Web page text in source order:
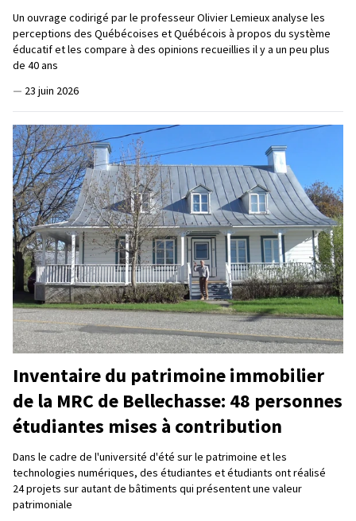
Un ouvrage codirigé par le professeur Olivier Lemieux analyse les
perceptions des Québécoises et Québécois à propos du système
éducatif et les compare à des opinions recueillies il y a un peu plus
de 40 ans
— 23 juin 2026
Inventaire du patrimoine immobilier
de la MRC de Bellechasse: 48 personnes
étudiantes mises à contribution
Dans le cadre de l'université d'été sur le patrimoine et les
technologies numériques, des étudiantes et étudiants ont réalisé
24 projets sur autant de bâtiments qui présentent une valeur
patrimoniale